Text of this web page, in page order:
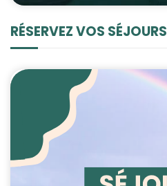
RÉSERVEZ VOS SÉJOURS